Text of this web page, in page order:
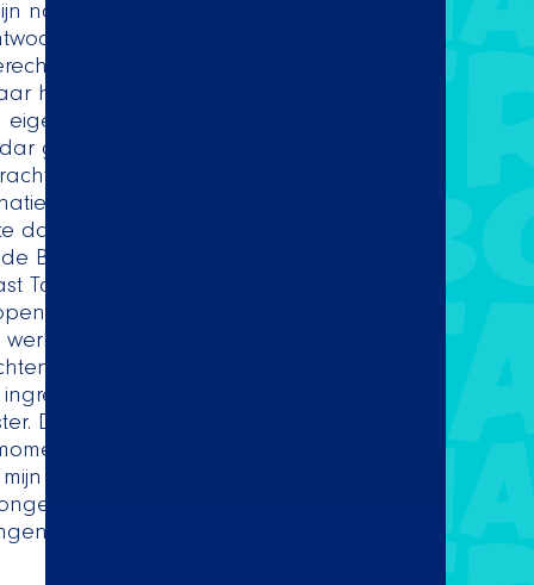
naam is Saba en ik ben samen met
voor de lekkerste
van Taco Mundo in Eindhoven.
horeca-ervaring en altijd de droom
zaak te openen. Taco Mundo is
gekomen via ex-collega’s en al
dat het hard aan het groeien
met de Mexicaanse keuken sprak
dag is weer een feestje. Het lekkerste
Bowl Pulled Beef met Salsa Hot
Taco Mundo ben ik ook gek op
ben ik het liefst bezig met
Zoals het bezorgen
de wekelijkse bestelling plaatsen
of het maken van een
Deel uitmaken van het team geeft
en herinneringen. De stad
ogen een compacte en moderne
inwoners. Dit helpt voor het
doordeweeks en in het weekend